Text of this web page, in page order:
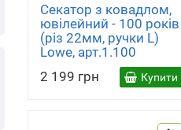
Секатор з ковадлом,
ювілейний - 100 років
(різ 22мм, ручки L)
Lowe, арт.1.100
2 199 грн
Купити